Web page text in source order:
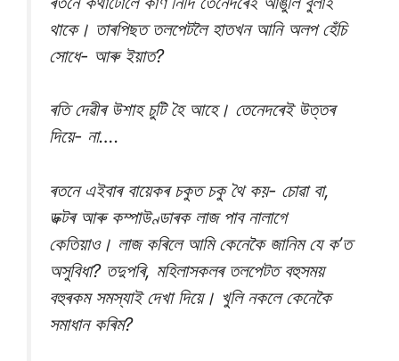
থাকে। তাৰপিছত তলপেটলৈ হাতখন আনি অলপ হেঁচি
সোধে- আৰু ইয়াত?
ৰতি দেৱীৰ উশাহ চুটি হৈ আহে। তেনেদৰেই উত্তৰ
দিয়ে- না….
ৰতনে এইবাৰ বায়েকৰ চকুত চকু থৈ কয়- চোৱা বা,
ডক্টৰ আৰু কম্পাউণ্ডাৰক লাজ পাব নালাগে
কেতিয়াও। লাজ কৰিলে আমি কেনেকৈ জানিম যে ক’ত
অসুবিধা? তদুপৰি, মহিলাসকলৰ তলপেটত বহুসময়
বহুৰকম সমস্যাই দেখা দিয়ে। খুলি নকলে কেনেকৈ
সমাধান কৰিম?